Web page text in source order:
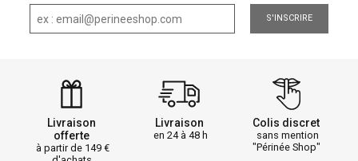
S'INSCRIRE
Livraison
offerte
à partir de 149
Livraison
en 24 à 48 h
Colis discret
sans mention
"Périnée Shop"